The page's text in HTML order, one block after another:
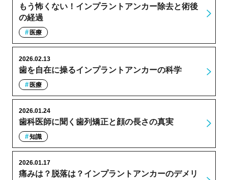
もう怖くない！インプラントアンカー除去と術後
の経過
医療
歯を自在に操るインプラントアンカーの科学
2026.02.13
医療
歯科医師に聞く歯列矯正と顔の長さの真実
2026.01.24
知識
痛みは？脱落は？インプラントアンカーのデメリ
2026.01.17